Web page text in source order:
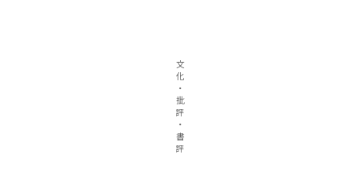
文
化
・
批
評
・
書
評